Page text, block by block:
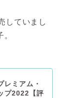
していまし
ミアム・
プ2022【評